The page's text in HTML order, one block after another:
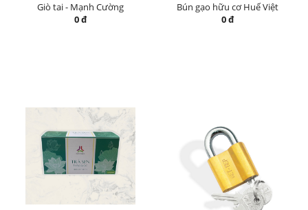
Giò tai - Mạnh Cường
0 đ
Bún gạo hữu cơ Huế Việt
0 đ